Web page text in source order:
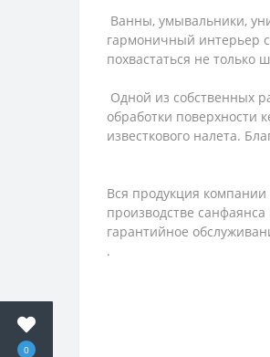
0
Ванны, умывальники,
гармоничный интерьер
похвастаться не
Одной из собственных
обработки поверхности
известкового налета.
Вся продукция
производстве
гарантийное
.